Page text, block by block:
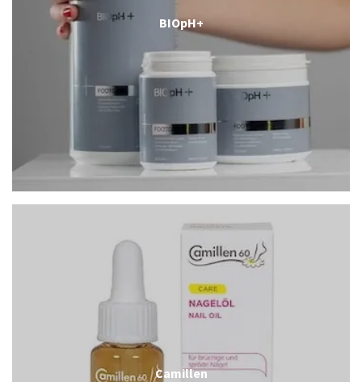
BIOpH+
Camillen